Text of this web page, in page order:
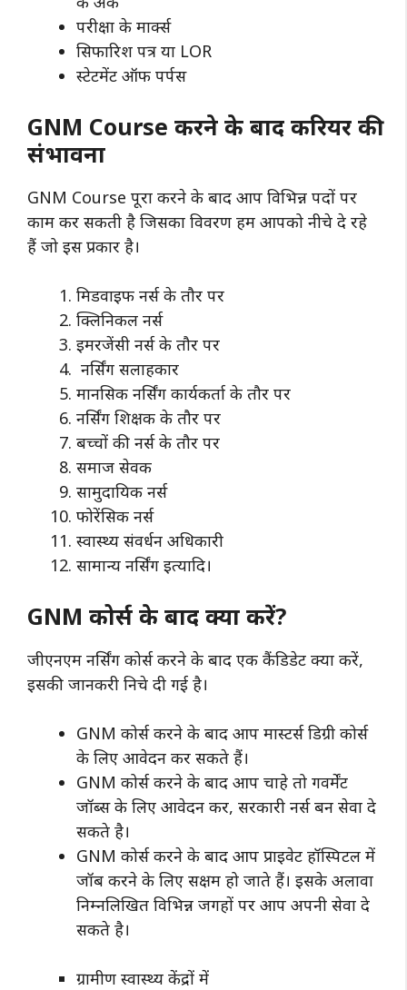
परीक्षा के मार्क्स
सिफारिश पत्र या LOR
स्टेटमेंट ऑफ पर्पस
GNM Course करने के बाद करियर की
संभावना
GNM Course पूरा करने के बाद आप विभिन्न पदों पर
काम कर सकती है जिसका विवरण हम आपको नीचे दे रहे
हैं जो इस प्रकार है।
मिडवाइफ नर्स के तौर पर
क्लिनिकल नर्स
इमरजेंसी नर्स के तौर पर
नर्सिंग सलाहकार
मानसिक नर्सिंग कार्यकर्ता के तौर पर
नर्सिंग शिक्षक के तौर पर
बच्चों की नर्स के तौर पर
समाज सेवक
सामुदायिक नर्स
फोरेंसिक नर्स
स्वास्थ्य संवर्धन अधिकारी
सामान्य नर्सिंग इत्यादि।
GNM कोर्स के बाद क्या करें?
जीएनएम नर्सिंग कोर्स करने के बाद एक कैंडिडेट क्या करें,
इसकी जानकरी निचे दी गई है।
GNM कोर्स करने के बाद आप मास्टर्स डिग्री कोर्स
के लिए आवेदन कर सकते हैं।
GNM कोर्स करने के बाद आप चाहे तो गवर्मेंट
जॉब्स के लिए आवेदन कर, सरकारी नर्स बन सेवा दे
सकते है।
GNM कोर्स करने के बाद आप प्राइवेट हॉस्पिटल में
जॉब करने के लिए सक्षम हो जाते हैं। इसके अलावा
निम्नलिखित विभिन्न जगहों पर आप अपनी सेवा दे
सकते है।
ग्रामीण स्वास्थ्य केंद्रों में